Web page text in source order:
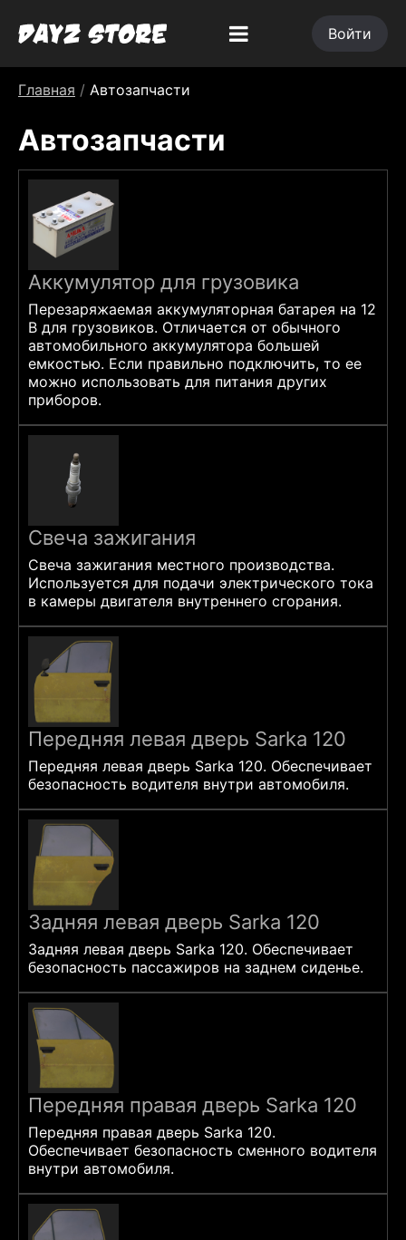
Войти
Главная / Автозапчасти
Автозапчасти
Аккумулятор для грузовика
Перезаряжаемая аккумуляторная батарея на 12
В для грузовиков. Отличается от обычного
автомобильного аккумулятора большей
емкостью. Если правильно подключить, то ее
можно использовать для питания других
приборов.
Свеча зажигания
Свеча зажигания местного производства.
Используется для подачи электрического тока
в камеры двигателя внутреннего сгорания.
Передняя левая дверь Sarka 120
Передняя левая дверь Sarka 120. Обеспечивает
безопасность водителя внутри автомобиля.
Задняя левая дверь Sarka 120
Задняя левая дверь Sarka 120. Обеспечивает
безопасность пассажиров на заднем сиденье.
Передняя правая дверь Sarka 120
Передняя правая дверь Sarka 120.
Обеспечивает безопасность сменного водителя
внутри автомобиля.